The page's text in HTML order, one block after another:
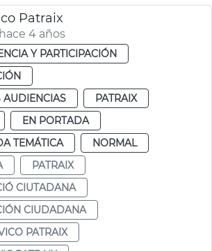
Patraix
4 años
Y PARTICIPACIÓN
AUDIENCIAS
PATRAIX
EN PORTADA
TEMÁTICA
NORMAL
PATRAIX
CIUTADANA
CIUDADANA
PATRAIX